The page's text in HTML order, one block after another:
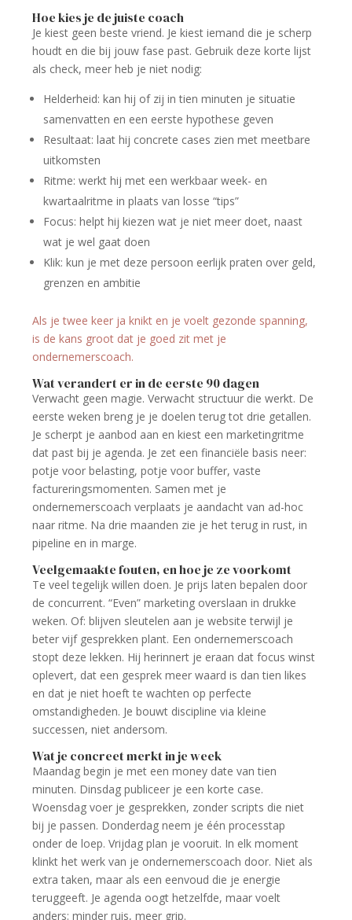
Hoe kies je de juiste coach
Je kiest geen beste vriend. Je kiest iemand die je scherp
houdt en die bij jouw fase past. Gebruik deze korte lijst
als check, meer heb je niet nodig:
Helderheid: kan hij of zij in tien minuten je situatie
samenvatten en een eerste hypothese geven
Resultaat: laat hij concrete cases zien met meetbare
uitkomsten
Ritme: werkt hij met een werkbaar week- en
kwartaalritme in plaats van losse “tips”
Focus: helpt hij kiezen wat je niet meer doet, naast
wat je wel gaat doen
Klik: kun je met deze persoon eerlijk praten over geld,
grenzen en ambitie
Als je twee keer ja knikt en je voelt gezonde spanning,
is de kans groot dat je goed zit met je
ondernemerscoach.
Wat verandert er in de eerste 90 dagen
Verwacht geen magie. Verwacht structuur die werkt. De
eerste weken breng je je doelen terug tot drie getallen.
Je scherpt je aanbod aan en kiest een marketingritme
dat past bij je agenda. Je zet een financiële basis neer:
potje voor belasting, potje voor buffer, vaste
factureringsmomenten. Samen met je
ondernemerscoach verplaats je aandacht van ad-hoc
naar ritme. Na drie maanden zie je het terug in rust, in
pipeline en in marge.
Veelgemaakte fouten, en hoe je ze voorkomt
Te veel tegelijk willen doen. Je prijs laten bepalen door
de concurrent. “Even” marketing overslaan in drukke
weken. Of: blijven sleutelen aan je website terwijl je
beter vijf gesprekken plant. Een ondernemerscoach
stopt deze lekken. Hij herinnert je eraan dat focus winst
oplevert, dat een gesprek meer waard is dan tien likes
en dat je niet hoeft te wachten op perfecte
omstandigheden. Je bouwt discipline via kleine
successen, niet andersom.
Wat je concreet merkt in je week
Maandag begin je met een money date van tien
minuten. Dinsdag publiceer je een korte case.
Woensdag voer je gesprekken, zonder scripts die niet
bij je passen. Donderdag neem je één processtap
onder de loep. Vrijdag plan je vooruit. In elk moment
klinkt het werk van je ondernemerscoach door. Niet als
extra taken, maar als een eenvoud die je energie
teruggeeft. Je agenda oogt hetzelfde, maar voelt
anders: minder ruis, meer grip.